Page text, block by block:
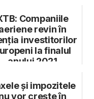
Companiile
revin în
investitorilor
la finalul
anului 2021
și impozitele
vor crește în